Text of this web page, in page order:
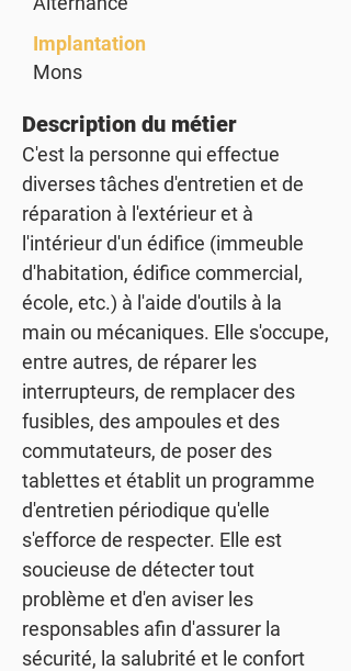
Implantation
Mons
Description du métier
C'est la personne qui effectue
diverses tâches d'entretien et de
réparation à l'extérieur et à
l'intérieur d'un édifice (immeuble
d'habitation, édifice commercial,
école, etc.) à l'aide d'outils à la
main ou mécaniques. Elle s'occupe,
entre autres, de réparer les
interrupteurs, de remplacer des
fusibles, des ampoules et des
commutateurs, de poser des
tablettes et établit un programme
d'entretien périodique qu'elle
s'efforce de respecter. Elle est
soucieuse de détecter tout
problème et d'en aviser les
responsables afin d'assurer la
sécurité, la salubrité et le confort